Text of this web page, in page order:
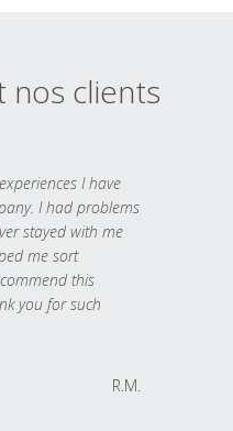
nos clients
I have
I had problems
stayed with me
me sort
this
you for such
R.M.